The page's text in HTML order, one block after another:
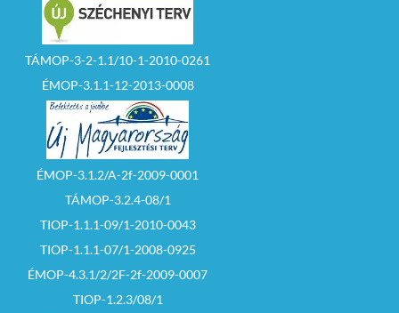
TÁMOP-3-2-1.1/10-1-2010-0261
ÉMOP-3.1.1-12-2013-0008
ÉMOP-3.1.2/A-2f-2009-0001
TÁMOP-3.2.4-08/1
TIOP-1.1.1-09/1-2010-0043
TIOP-1.1.1-07/1-2008-0925
ÉMOP-4.3.1/2/2F-2f-2009-0007
TIOP-1.2.3/08/1